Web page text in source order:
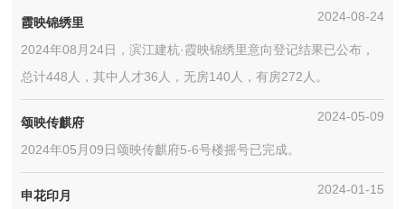
霞映锦绣里 2024-08-24
2024年08月24日，滨江建杭·霞映锦绣里意向登记结果已公布，
总计448人，其中人才36人，无房140人，有房272人。
颂映传麒府 2024-05-09
2024年05月09日颂映传麒府5-6号楼摇号已完成。
申花印月 2024-01-15